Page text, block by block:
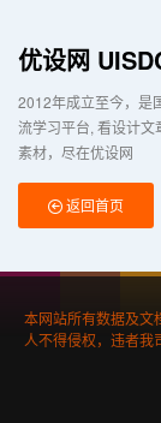
优设网
2012年成立至今，是
流学习平台 看设计文
素材，尽在优设网
返回首页
本网站所有数据及文
人不得侵权，违者我